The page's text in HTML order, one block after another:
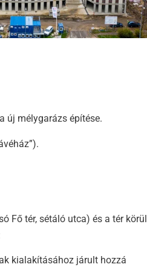
új mélygarázs építése.
Fő tér, sétáló utca) és a tér körül
kialakításához járult hozzá